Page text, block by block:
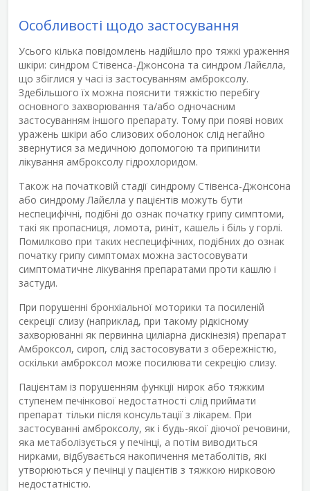
Особливості щодо застосування
Усього кілька повідомлень надійшло про тяжкі ураження
шкіри: синдром Стівенса-Джонсона та синдром Лайєлла,
що збіглися у часі із застосуванням амброксолу.
Здебільшого їх можна пояснити тяжкістю перебігу
основного захворювання та/або одночасним
застосуванням іншого препарату. Тому при появі нових
уражень шкіри або слизових оболонок слід негайно
звернутися за медичною допомогою та припинити
лікування амброксолу гідрохлоридом.
Також на початковій стадії синдрому Стівенса-Джонсона
або синдрому Лайєлла у пацієнтів можуть бути
неспецифічні, подібні до ознак початку грипу симптоми,
такі як пропасниця, ломота, риніт, кашель і біль у горлі.
Помилково при таких неспецифічних, подібних до ознак
початку грипу симптомах можна застосовувати
симптоматичне лікування препаратами проти кашлю і
застуди.
При порушенні бронхіальної моторики та посиленій
секреції слизу (наприклад, при такому рідкісному
захворюванні як первинна циліарна дискінезія) препарат
Амброксол, сироп, слід застосовувати з обережністю,
оскільки амброксол може посилювати секрецію слизу.
Пацієнтам із порушенням функції нирок або тяжким
ступенем печінкової недостатності слід приймати
препарат тільки після консультації з лікарем. При
застосуванні амброксолу, як і будь-якої діючої речовини,
яка метаболізується у печінці, а потім виводиться
нирками, відбувається накопичення метаболітів, які
утворюються у печінці у пацієнтів з тяжкою нирковою
недостатністю.